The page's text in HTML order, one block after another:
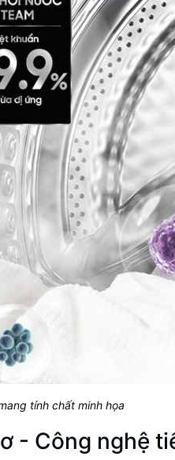
tính chất minh họa
- Công nghệ